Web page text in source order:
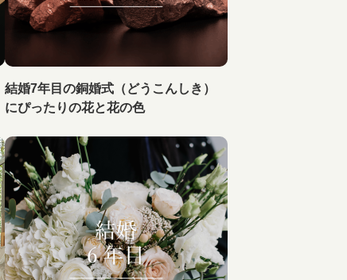
結婚7年目の銅婚式（どうこんしき）
にぴったりの花と花の色